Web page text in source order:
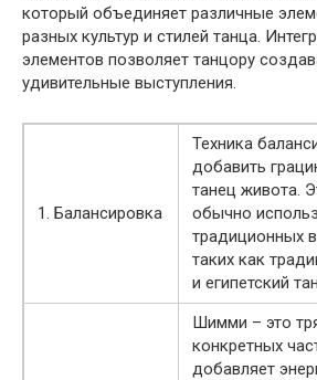
который объединяет различные
разных культур и стилей танца.
элементов позволяет танцору
удивительные выступления.
1. Балансировка
Техника
добавить
танец живота.
обычно
традиционных
таких как
и египетский
Шимми – это
конкретных
добавляет